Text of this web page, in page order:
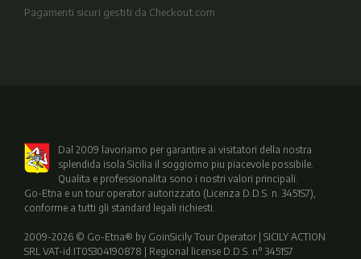
Pagamenti sicuri gestiti da Checkout.com
Dal 2009 lavoriamo per garantire ai visitatori della nostra
splendida isola Sicilia il soggiorno piu piacevole possibile.
Qualita e professionalita sono i nostri valori principali.
Go-Etna e un tour operator autorizzato (Licenza D.D.S. n. 3451S7),
conforme a tutti gli standard legali richiesti.
2009-2026 © Go-Etna® by GoinSicily Tour Operator | SICILY ACTION
SRL VAT-id:IT05304190878 | Regional license D.D.S. n° 3451S7